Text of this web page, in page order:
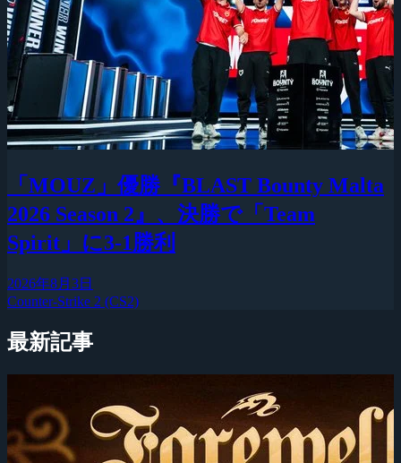
「MOUZ」優勝『BLAST Bounty Malta
2026 Season 2』、決勝で「Team
Spirit」に3-1勝利
2026年8月3日
Counter-Strike 2 (CS2)
最新記事